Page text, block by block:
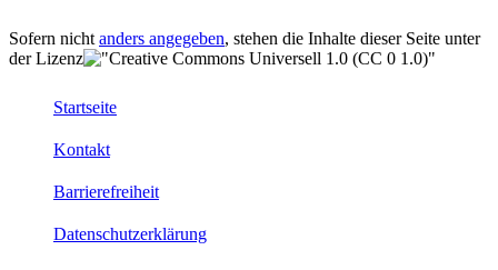
Sofern nicht anders angegeben, stehen die Inhalte dieser Seite unter
der Lizenz
Startseite
Kontakt
Barrierefreiheit
Datenschutzerklärung